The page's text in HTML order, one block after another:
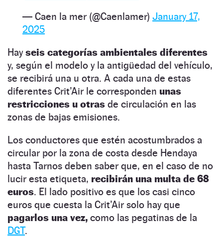
— Caen la mer (@Caenlamer) January 17,
2025
Hayseis categorías ambientales diferentes
y, según el modelo y la antigüedad del vehículo,
se recibirá una u otra. A cada una de estas
diferentes Crit’Air le corresponden unas
restricciones u otras de circulación en las
zonas de bajas emisiones.
Los conductores que estén acostumbrados a
circular por la zona de costa desde Hendaya
hasta Tarnos deben saber que, en el caso de no
lucir esta etiqueta, recibirán una multa de 68
euros. El lado positivo es que los casi cinco
euros que cuesta la Crit’Air solo hay que
pagarlos una vez, como las pegatinas de la
DGT.